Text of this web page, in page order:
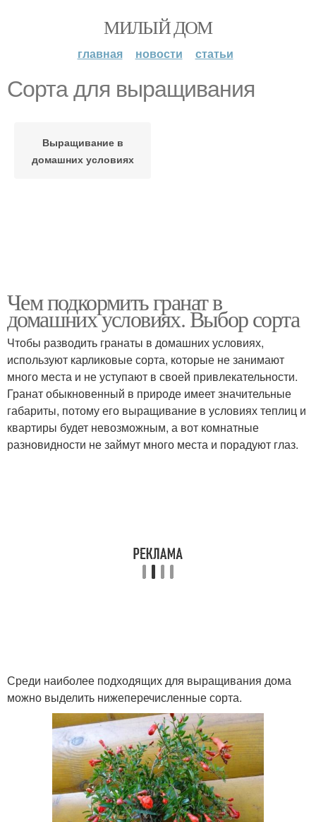
МИЛЫЙ ДОМ
главная новости статьи
Сорта для выращивания
Выращивание в
домашних условиях
Чем подкормить гранат в
домашних условиях. Выбор сорта
Чтобы разводить гранаты в домашних условиях,
используют карликовые сорта, которые не занимают
много места и не уступают в своей привлекательности.
Гранат обыкновенный в природе имеет значительные
габариты, потому его выращивание в условиях теплиц и
квартиры будет невозможным, а вот комнатные
разновидности не займут много места и порадуют глаз.
Среди наиболее подходящих для выращивания дома
можно выделить нижеперечисленные сорта.